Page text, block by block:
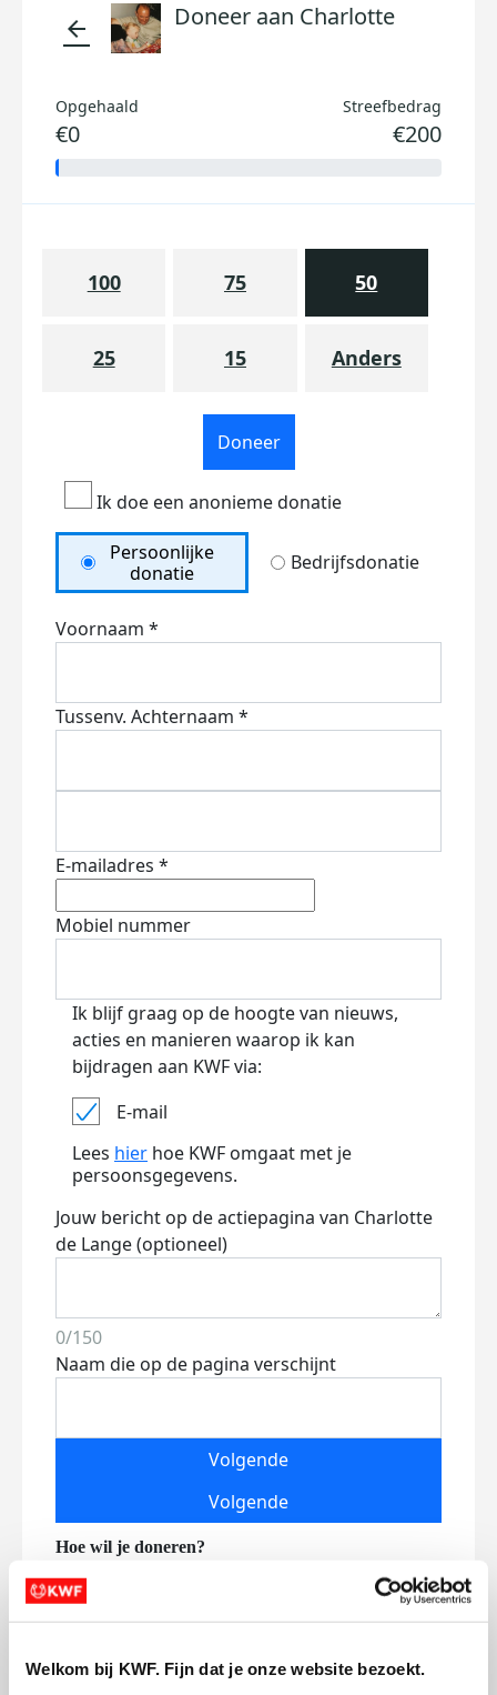
Welkom bij KWF. Fijn dat je onze website bezoekt.
arrow_back Doneer aan Charlotte
Opgehaald
€0
Streefbedrag
€200
100 75 50
25 15 Anders
Doneer
Ik doe een anonieme donatie
Persoonlijke
donatie
Bedrijfsdonatie
Voornaam *
Tussenv. Achternaam *
E-mailadres *
Mobiel nummer
Ik blijf graag op de hoogte van nieuws,
acties en manieren waarop ik kan
bijdragen aan KWF via:
E-mail
Lees hier hoe KWF omgaat met je
persoonsgegevens.
Jouw bericht op de actiepagina van Charlotte
de Lange (optioneel)
0/150
Naam die op de pagina verschijnt
Volgende
Volgende